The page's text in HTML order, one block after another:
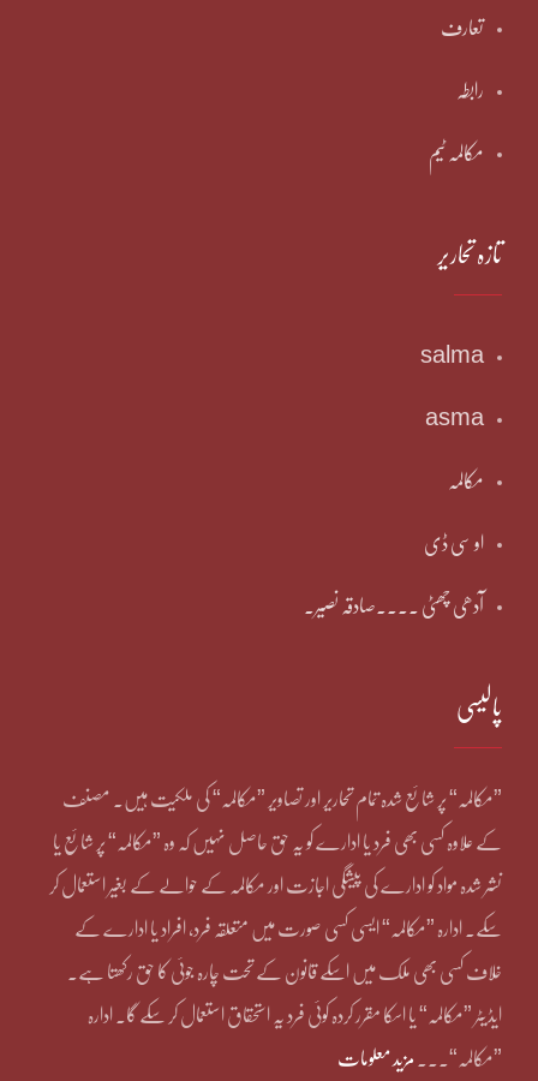
تعارف
رابطہ
مکالمہ ٹیم
تازہ تحاریر
salma
asma
مکالمہ
او سی ڈی
آدھی چھٹی ۔۔۔۔صادقہ نصیر۔
پالیسی
”مکالمہ“ پر شائع شدہ تمام تحاریر اور تصاویر ”مکالمہ“ کی ملکیت ہیں۔ مصنف
کے علاوہ کسی بھی فرد یا ادارے کو یہ حق حاصل نہیں کہ وہ ”مکالمہ“ پر شائع یا
نشر شدہ مواد کو ادارے کی پیشگی اجازت اور مکالمہ کے حوالے کے بغیر استعمال کر
سکے۔ ادارہ ”مکالمہ“ ایسی کسی صورت میں متعلقہ فرد، افراد یا ادارے کے
خلاف کسی بھی ملک میں اسکے قانون کے تحت چارہ جوئی کا حق رکھتا ہے۔
ایڈیٹر ”مکالمہ“ یا اسکا مقرر کردہ کوئی فرد یہ استحقاق استعمال کر سکے گا۔ ادارہ
”مکالمہ“۔۔۔ مزید معلومات